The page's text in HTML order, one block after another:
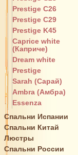
Prestige C26
Prestige C29
Prestige K45
Caprice white
(Каприче)
Dream white
Prestige
Sarah (Сарай)
Ambra (Амбра)
Essenza
Спальни Испании
Спальни Китай
Люстры
Спальни России